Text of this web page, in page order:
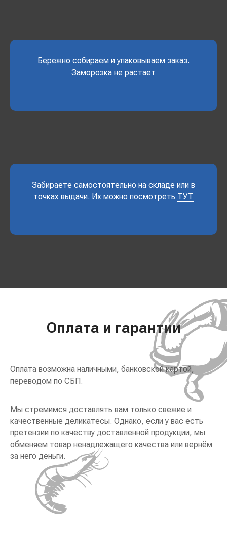
Бережно собираем и упаковываем заказ.
Заморозка не растает
Забираете самостоятельно на складе или в
точках выдачи. Их можно посмотреть ТУТ
Оплата и гарантии
Оплата возможна наличными, банковской картой,
переводом по СБП.
Мы стремимся доставлять вам только свежие и
качественные деликатесы. Однако, если у вас есть
претензии по качеству доставленной продукции, мы
обменяем товар ненадлежащего качества или вернём
за него деньги.